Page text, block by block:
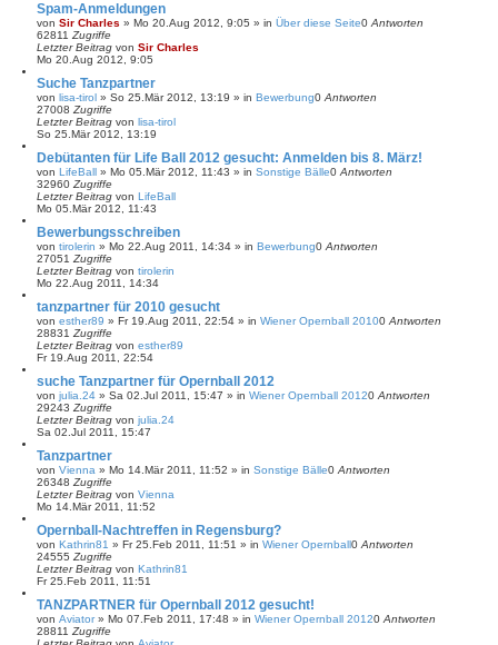
Spam-Anmeldungen
von Sir Charles » Mo 20.Aug 2012, 9:05 » in Über diese Seite0 Antworten
62811 Zugriffe
Letzter Beitrag von Sir Charles
Mo 20.Aug 2012, 9:05
Suche Tanzpartner
von lisa-tirol » So 25.Mär 2012, 13:19 » in Bewerbung0 Antworten
27008 Zugriffe
Letzter Beitrag von lisa-tirol
So 25.Mär 2012, 13:19
Debütanten für Life Ball 2012 gesucht: Anmelden bis 8. März!
von LifeBall » Mo 05.Mär 2012, 11:43 » in Sonstige Bälle0 Antworten
32960 Zugriffe
Letzter Beitrag von LifeBall
Mo 05.Mär 2012, 11:43
Bewerbungsschreiben
von tirolerin » Mo 22.Aug 2011, 14:34 » in Bewerbung0 Antworten
27051 Zugriffe
Letzter Beitrag von tirolerin
Mo 22.Aug 2011, 14:34
tanzpartner für 2010 gesucht
von esther89 » Fr 19.Aug 2011, 22:54 » in Wiener Opernball 20100 Antworten
28831 Zugriffe
Letzter Beitrag von esther89
Fr 19.Aug 2011, 22:54
suche Tanzpartner für Opernball 2012
von julia.24 » Sa 02.Jul 2011, 15:47 » in Wiener Opernball 20120 Antworten
29243 Zugriffe
Letzter Beitrag von julia.24
Sa 02.Jul 2011, 15:47
Tanzpartner
von Vienna » Mo 14.Mär 2011, 11:52 » in Sonstige Bälle0 Antworten
26348 Zugriffe
Letzter Beitrag von Vienna
Mo 14.Mär 2011, 11:52
Opernball-Nachtreffen in Regensburg?
von Kathrin81 » Fr 25.Feb 2011, 11:51 » in Wiener Opernball0 Antworten
24555 Zugriffe
Letzter Beitrag von Kathrin81
Fr 25.Feb 2011, 11:51
TANZPARTNER für Opernball 2012 gesucht!
von Aviator» Mo 07.Feb 2011, 17:48 » in Wiener Opernball 20120 Antworten
28811 Zugriffe